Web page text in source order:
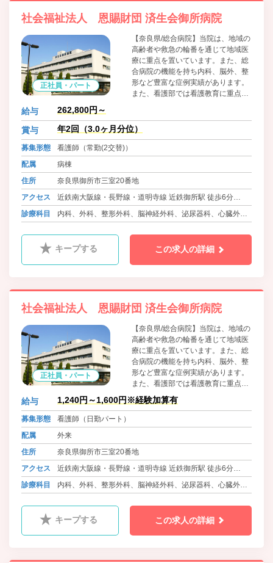
社会福祉法人 恩賜財団 済生会御所病院
正社員・パート
【奈良県/総合病院】当院は、地域の
高齢者や救急の輪番を通じて地域医
療に重点を置いています。また、総
合病院の機能を持ち内科、脳外、整
形など豊富な症例実績があります。
また、看護部では看護教育に重点を
に改装していますので、大変キレイ
です。
給与 262,800円～
賞与 年2回（3.0ヶ月分位）
募集形態
看護師（常勤(2交替)）
配属
病棟
住所
奈良県御所市三室20番地
アクセス
近鉄南大阪線・長野線・道明寺線 近鉄御所駅 徒歩6分
JR関西本線・大和路線、JR和歌山線 御所駅 徒歩8分
診療科目
内科、外科、整形外科、脳神経外科、泌尿器科、心臓外
ﾃｰｼｮﾝ科、感染症内科、麻酔科、放射線科
キープする この求人の詳細
社会福祉法人 恩賜財団 済生会御所病院
正社員・パート
【奈良県/総合病院】当院は、地域の
高齢者や救急の輪番を通じて地域医
療に重点を置いています。また、総
合病院の機能を持ち内科、脳外、整
形など豊富な症例実績があります。
また、看護部では看護教育に重点を
置き、教育プログラムや研修の充実
を図っています。院内は平成１6年
です。
給与 1,240円～1,600円※経験加算有
募集形態
看護師（日勤パート）
配属
外来
住所
奈良県御所市三室20番地
アクセス
近鉄南大阪線・長野線・道明寺線 近鉄御所駅 徒歩6分
JR関西本線・大和路線、JR和歌山線 御所駅 徒歩8分
診療科目
内科、外科、整形外科、脳神経外科、泌尿器科、心臓外
ﾃｰｼｮﾝ科、感染症内科、麻酔科、放射線科
キープする この求人の詳細